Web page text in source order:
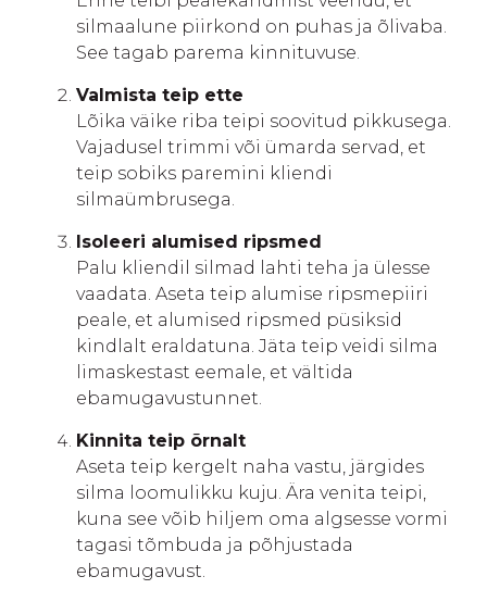
silmaalune piirkond on puhas ja õlivaba.
See tagab parema kinnituvuse.
Valmista teip ette
Lõika väike riba teipi soovitud pikkusega.
Vajadusel trimmi või ümarda servad, et
teip sobiks paremini kliendi
silmaümbrusega.
Isoleeri alumised ripsmed
Palu kliendil silmad lahti teha ja ülesse
vaadata. Aseta teip alumise ripsmepiiri
peale, et alumised ripsmed püsiksid
kindlalt eraldatuna. Jäta teip veidi silma
limaskestast eemale, et vältida
ebamugavustunnet.
Kinnita teip õrnalt
Aseta teip kergelt naha vastu, järgides
silma loomulikku kuju. Ära venita teipi,
kuna see võib hiljem oma algsesse vormi
tagasi tõmbuda ja põhjustada
ebamugavust.